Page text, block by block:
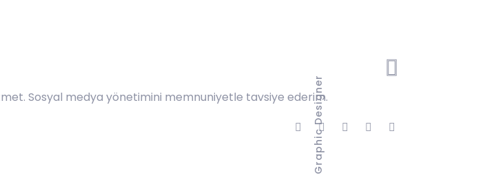
Sosyal medya yönetimini memnuniyetle tavsiye ederim.
Graphic Designer